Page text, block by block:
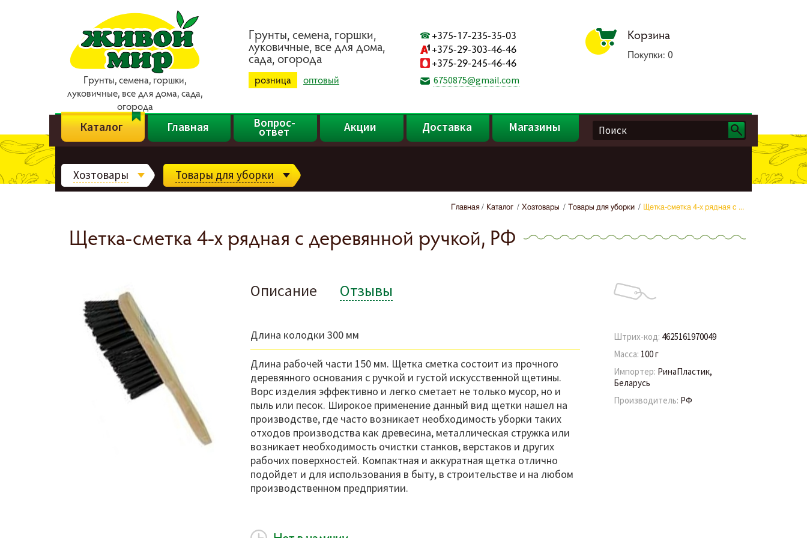
Гpyнты, ceмeнa, гopшки,
лyкoвичныe, вce для дoмa, caдa,
oгopoдa
Гpyнты, ceмeнa, гopшки,
лyкoвичныe, вce для дoмa,
caдa, oгopoдa
розница оптовый
+375-17-235-35-03
+375-29-303-46-46
+375-29-245-46-46
6750875@gmail.com
Корзина
Покупки:0
Каталог Главная Вопрос-
ответ Акции Доставка Магазины
Хозтовары Товары для уборки
Главная Каталог Хозтовары Товары для уборки Щетка-сметка 4-х рядная с ...
Щетка-сметка 4-х рядная с деревянной ручкой, РФ
Штрих-код: 4625161970049
Масса: 100 г
Импортер: РинаПластик,
Беларусь
Производитель: РФ
Описание Отзывы
Длина колодки 300 мм
Длина рабочей части 150 мм. Щетка сметка состоит из прочного
деревянного основания с ручкой и густой искусственной щетины.
Ворс изделия эффективно и легко сметает не только мусор, но и
пыль или песок. Широкое применение данный вид щетки нашел на
производстве, где часто возникает необходимость уборки таких
отходов производства как древесина, металлическая стружка или
возникает необходимость очистки станков, верстаков и других
рабочих поверхностей. Компактная и аккуратная щетка отлично
подойдет и для использования в быту, в строительстве и на любом
производственном предприятии.